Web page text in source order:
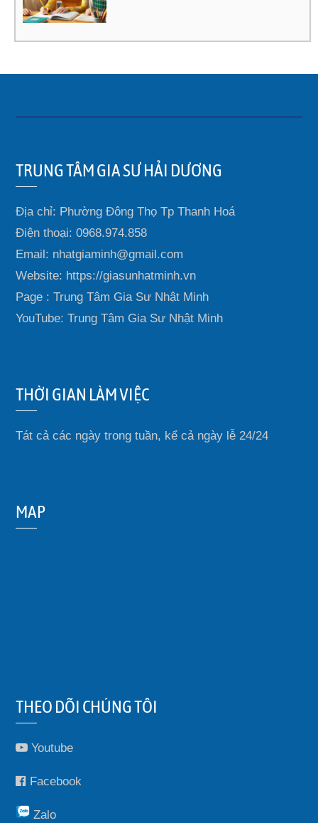
TRUNG TÂM GIA SƯ HẢI DƯƠNG
Địa chỉ: Phường Đông Thọ Tp Thanh Hoá
Điện thoại: 0968.974.858
Email: nhatgiaminh@gmail.com
Website: https://giasunhatminh.vn
Page : Trung Tâm Gia Sư Nhật Minh
YouTube: Trung Tâm Gia Sư Nhật Minh
THỜI GIAN LÀM VIỆC
Tát cả các ngày trong tuần, kể cả ngày lễ 24/24
MAP
THEO DÕI CHÚNG TÔI
Youtube
Facebook
Zalo